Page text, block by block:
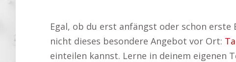
Egal, ob du erst anfängst oder schon
nicht dieses besondere Angebot vor Ort:
einteilen kannst. Lerne in deinem eigenen